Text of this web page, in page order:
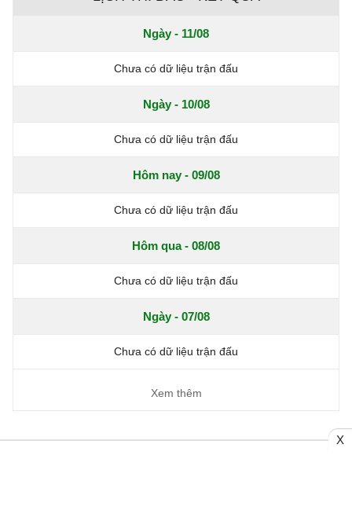
Ngày - 11/08
Chưa có dữ liệu trận đấu
Ngày - 10/08
Chưa có dữ liệu trận đấu
Hôm nay - 09/08
Chưa có dữ liệu trận đấu
Hôm qua - 08/08
Chưa có dữ liệu trận đấu
Ngày - 07/08
Chưa có dữ liệu trận đấu
Xem thêm
X